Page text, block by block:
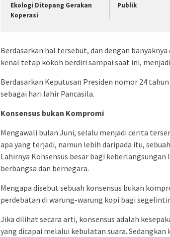
Ekologi Ditopang Gerakan
Koperasi
Publik
Berdasarkan hal tersebut, dan dengan
kenal tetap kokoh berdiri sampai saat ini,
Berdasarkan Keputusan Presiden nomor 24
sebagai hari lahir Pancasila.
Konsensus bukan Kompromi
Mengawali bulan Juni, selalu menjadi cerita
apa yang terjadi, namun lebih daripada itu,
Lahirnya Konsensus besar bagi
berbangsa dan bernegara.
Mengapa disebut sebuah konsensus bukan
perdebatan di warung-warung kopi bagi
Jika dilihat secara arti, konsensus adalah
yang dicapai melalui kebulatan suara.